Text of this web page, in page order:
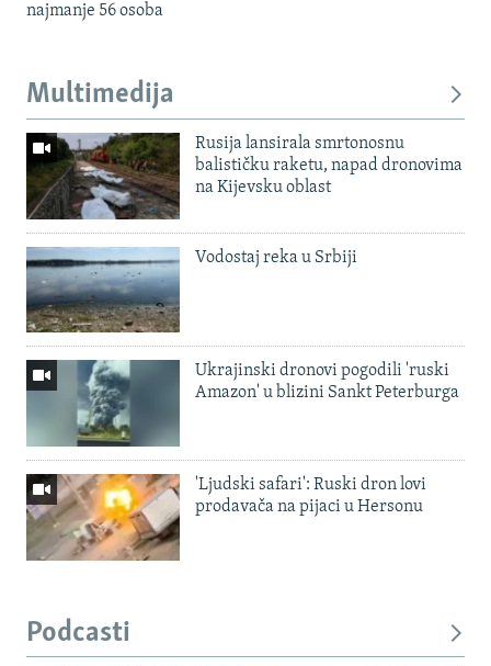
najmanje 56 osoba
Multimedija
Rusija lansirala smrtonosnu
balističku raketu, napad dronovima
na Kijevsku oblast
Vodostaj reka u Srbiji
Ukrajinski dronovi pogodili 'ruski
Amazon' u blizini Sankt Peterburga
'Ljudski safari': Ruski dron lovi
prodavača na pijaci u Hersonu
Podcasti